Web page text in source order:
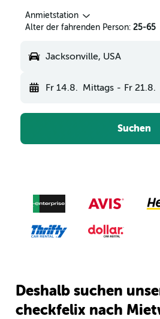
Anmietstation
Alter der fahrenden Person: 25-65
Jacksonville, USA
Fr 14.8. Mittags - Fr 21.8.
Suchen
Deshalb suchen
checkfelix nach